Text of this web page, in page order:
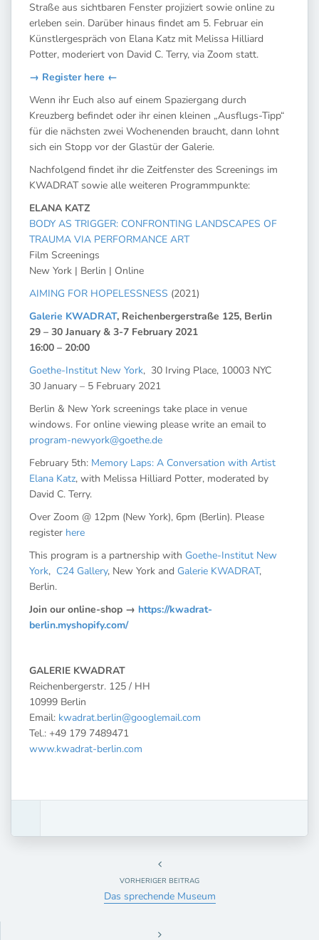
Straße aus sichtbaren Fenster projiziert sowie online zu
erleben sein. Darüber hinaus findet am 5. Februar ein
Künstlergespräch von Elana Katz mit Melissa Hilliard
Potter, moderiert von David C. Terry, via Zoom statt.
→ Register here ←
Wenn ihr Euch also auf einem Spaziergang durch
Kreuzberg befindet oder ihr einen kleinen „Ausflugs-Tipp“
für die nächsten zwei Wochenenden braucht, dann lohnt
sich ein Stopp vor der Glastür der Galerie.
Nachfolgend findet ihr die Zeitfenster des Screenings im
KWADRAT sowie alle weiteren Programmpunkte:
ELANA KATZ
BODY AS TRIGGER: CONFRONTING LANDSCAPES OF
TRAUMA VIA PERFORMANCE ART
Film Screenings
New York | Berlin | Online
AIMING FOR HOPELESSNESS (2021)
Galerie KWADRAT, Reichenbergerstraße 125, Berlin
29 – 30 January & 3-7 February 2021
16:00 – 20:00
Goethe-Institut New York, 30 Irving Place, 10003 NYC
30 January – 5 February 2021
Berlin & New York screenings take place in venue
windows. For online viewing please write an email to
program-newyork@goethe.de
February 5th: Memory Laps: A Conversation with Artist
Elana Katz, with Melissa Hilliard Potter, moderated by
David C. Terry.
Over Zoom @ 12pm (New York), 6pm (Berlin). Please
register here
This program is a partnership with Goethe-Institut New
York, C24 Gallery, New York and Galerie KWADRAT,
Berlin.
Join our online-shop → https://kwadrat-
berlin.myshopify.com/
GALERIE KWADRAT
Reichenbergerstr. 125 / HH
10999 Berlin
Email: kwadrat.berlin@googlemail.com
Tel.: +49 179 7489471
www.kwadrat-berlin.com
VORHERIGER BEITRAG
Das sprechende Museum